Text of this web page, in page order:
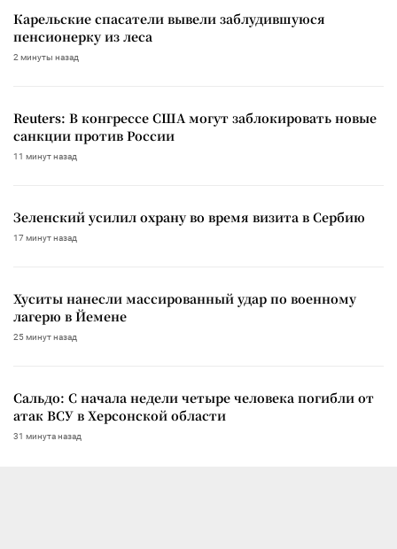
Карельские спасатели вывели заблудившуюся
пенсионерку из леса
2 минуты назад
Reuters: В конгрессе США могут заблокировать новые
санкции против России
11 минут назад
Зеленский усилил охрану во время визита в Сербию
17 минут назад
Хуситы нанесли массированный удар по военному
лагерю в Йемене
25 минут назад
Сальдо: С начала недели четыре человека погибли от
атак ВСУ в Херсонской области
31 минута назад